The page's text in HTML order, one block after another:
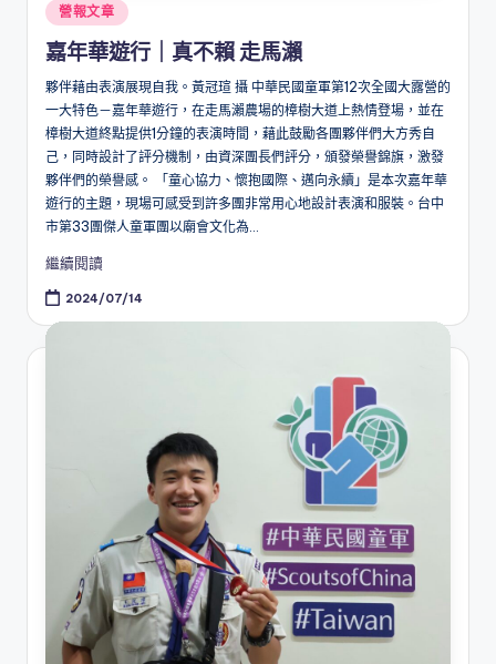
Posted
營報文章
嘉年華遊行｜真不賴 走馬瀨
夥伴藉由表演展現自我。黃冠瑄 攝 中華民國童軍第12次全國大露營的
一大特色－嘉年華遊行，在走馬瀨農場的樟樹大道上熱情登場，並在
樟樹大道終點提供1分鐘的表演時間，藉此鼓勵各團夥伴們大方秀自
己，同時設計了評分機制，由資深團長們評分，頒發榮譽錦旗，激發
夥伴們的榮譽感。 「童心協力、懷抱國際、邁向永續」是本次嘉年華
遊行的主題，現場可感受到許多團非常用心地設計表演和服裝。台中
市第33團傑人童軍團以廟會文化為...
繼續閱讀
2024/07/14